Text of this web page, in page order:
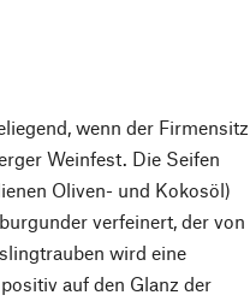
wenn der Firmensitz
Weinfest. Die Seifen
Oliven- und Kokosöl)
verfeinert, der von
wird eine
auf den Glanz der